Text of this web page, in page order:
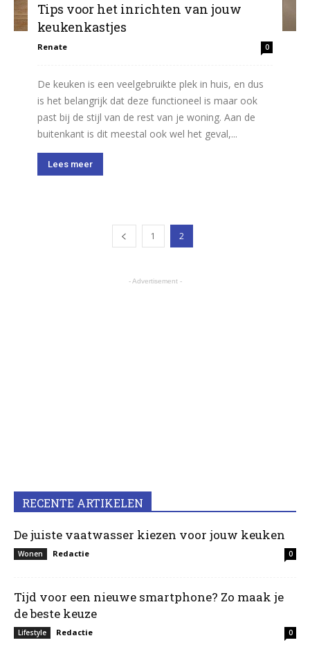
Tips voor het inrichten van jouw
keukenkastjes
Renate 0
De keuken is een veelgebruikte plek in huis, en dus
is het belangrijk dat deze functioneel is maar ook
past bij de stijl van de rest van je woning. Aan de
buitenkant is dit meestal ook wel het geval,...
Lees meer
1 2
- Advertisement -
RECENTE ARTIKELEN
De juiste vaatwasser kiezen voor jouw keuken
Wonen Redactie 0
Tijd voor een nieuwe smartphone? Zo maak je
de beste keuze
Lifestyle Redactie 0